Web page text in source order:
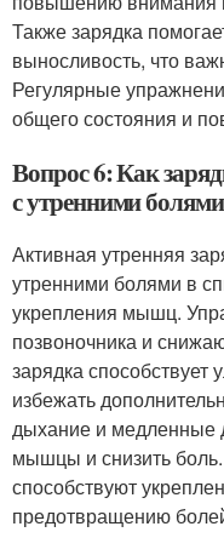
Также зарядка
выносливость, что
Регулярные
общего состояния и
Вопрос 6: Как
с утренними
Активная утренняя
утренними болями в
укрепления мышц.
позвоночника и
зарядка способствует
избежать
дыхание и медленные
мышцы и снизить
способствуют
предотвращению